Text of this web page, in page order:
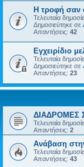
H τροφή σαν
Τελευταία
Δημοσιεύτηκε σε
Απαντήσεις: 42
Εγχειρίδιο
Τελευταία
Δημοσιεύτηκε σε
Απαντήσεις: 23
ΔΙΑΔΡΟΜΕΣ
Τελευταία
Απαντήσεις: 2
Ανάβαση
Τελευταία
Απαντήσεις: 43